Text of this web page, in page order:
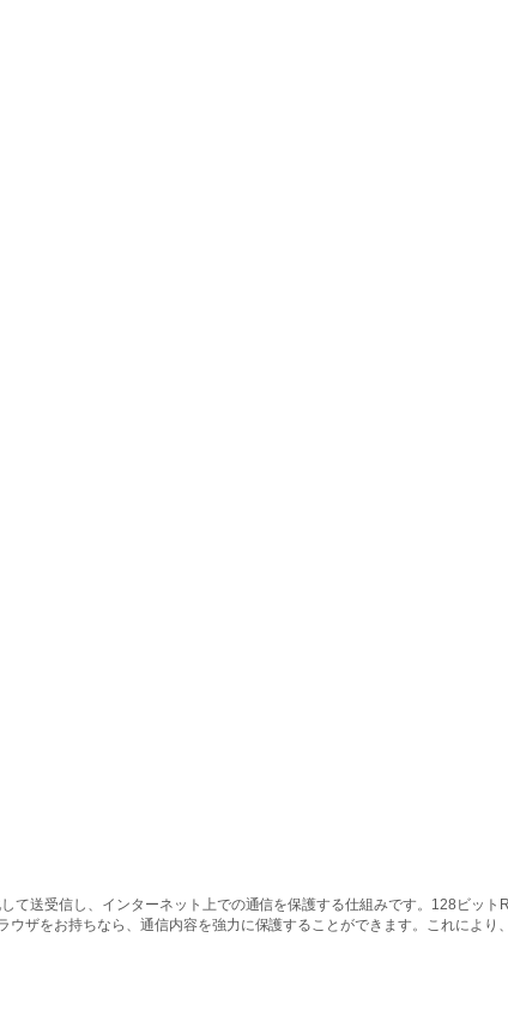
送受信し、インターネット上での通信を保護する仕組みです。128ビッ
ザをお持ちなら、通信内容を強力に保護することができます。これによ